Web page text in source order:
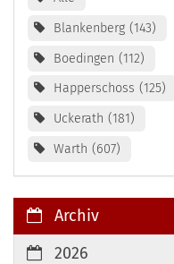
Blankenberg
143
Boedingen
112
Happerschoss
125
Uckerath
181
Warth
607
Archiv
2026